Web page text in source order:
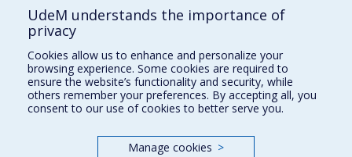
Comment soutenir le Département?
BESOIN D'AIDE?
Plan du site
Signaler une erreur
Accessibilité
UdeM understands the importance of
privacy
Cookies allow us to enhance and personalize your
browsing experience. Some cookies are required to
ensure the website’s functionality and security, while
others remember your preferences. By accepting all, you
consent to our use of cookies to better serve you.
Manage cookies >